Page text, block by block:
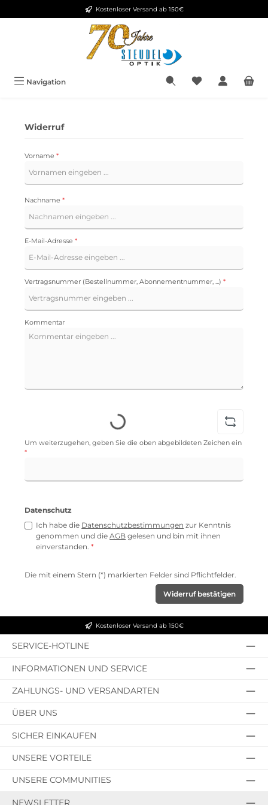
Zum Hauptinhalt springenKostenloser Versand ab 150€
Navigation Du hast 0
Widerruf
Vorname *
Nachname *
E-Mail-Adresse *
Vertragsnummer (Bestellnummer, Abonnementnummer, ...) *
Kommentar
Loading...
Um weiterzugehen, geben Sie die oben abgebildeten Zeichen ein
*
Datenschutz
Ich habe die Datenschutzbestimmungen zur Kenntnis
genommen und dieAGB gelesen und bin mit ihnen
einverstanden.*
Die mit einem Stern (*) markierten Felder sind Pflichtfelder.
Widerruf bestätigen
Kostenloser Versand ab 150€
SERVICE-HOTLINE
INFORMATIONEN UND SERVICE
ZAHLUNGS- UND VERSANDARTEN
ÜBER UNS
SICHER EINKAUFEN
UNSERE VORTEILE
UNSERE COMMUNITIES
NEWSLETTER